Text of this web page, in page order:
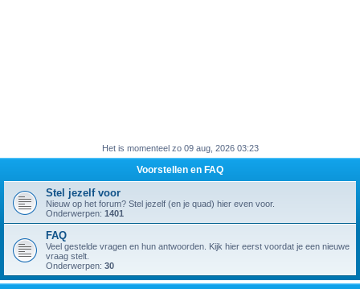
Het is momenteel zo 09 aug, 2026 03:23
Voorstellen en FAQ
Stel jezelf voor
Nieuw op het forum? Stel jezelf (en je quad) hier even voor.
Onderwerpen: 1401
FAQ
Veel gestelde vragen en hun antwoorden. Kijk hier eerst voordat je een nieuwe
vraag stelt.
Onderwerpen: 30